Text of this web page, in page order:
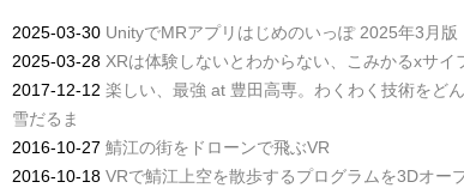
2025-03-30 UnityでMRアプリはじめのいっぽ 2025年3月版
2025-03-28 XRは体験しないとわからない、こみかるxサ
2017-12-12 楽しい、最強 at 豊田高専。わくわく技術をど
雪だるま
2016-10-27 鯖江の街をドローンで飛ぶVR
2016-10-18 VRで鯖江上空を散歩するプログラムを3Dオー